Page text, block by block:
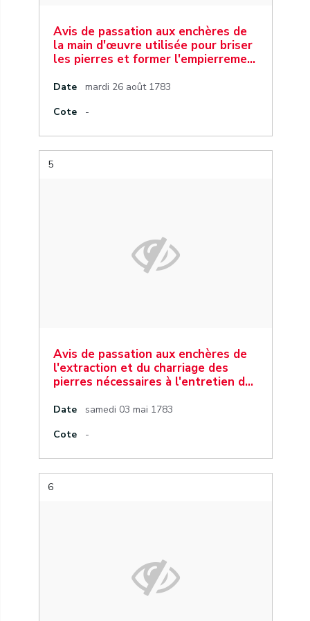
Avis de passation aux enchères de
la main d'œuvre utilisée pour briser
les pierres et former l'empierreme…
Date
mardi 26 août 1783
Cote
-
5
Avis de passation aux enchères de
l'extraction et du charriage des
pierres nécessaires à l'entretien d…
Date
samedi 03 mai 1783
Cote
-
6